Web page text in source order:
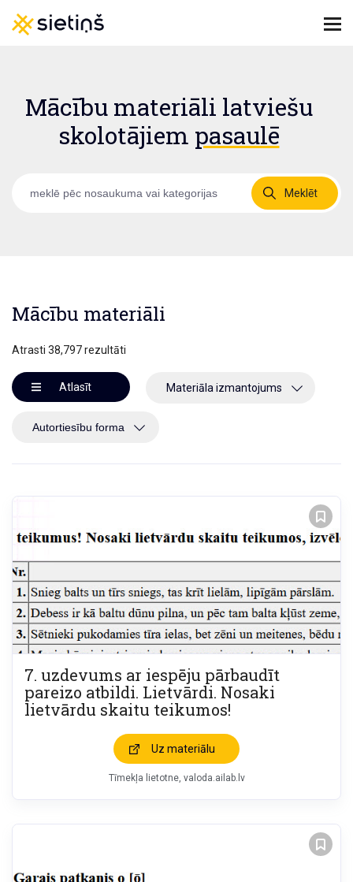
Mācību materiāli latviešu
skolotājiem pasaulē
Meklēt
Mācību materiāli
Atrasti 38,797 rezultāti
Atlasīt Materiāla izmantojums
7. uzdevums ar iespēju pārbaudīt
pareizo atbildi. Lietvārdi. Nosaki
lietvārdu skaitu teikumos!
Uz materiālu
Tīmekļa lietotne valoda.ailab.lv